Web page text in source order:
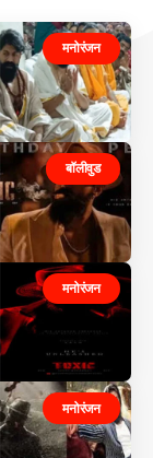
मनोरंजन
बॉलीवुड
मनोरंजन
मनोरंजन